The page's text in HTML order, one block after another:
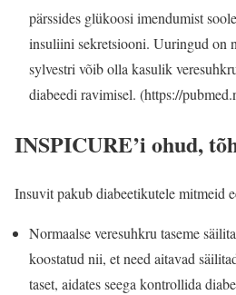
pärssides glükoosi imendumist
insuliini sekretsiooni. Uuringud on
sylvestri võib olla kasulik
diabeedi ravimisel. (https://
INSPICURE’i ohud,
Insuvit pakub diabeetikutele mitmeid
Normaalse veresuhkru taseme
koostatud nii, et need aitavad
taset, aidates seega kontrollida